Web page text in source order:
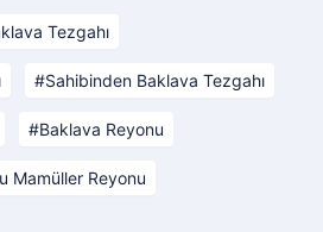
Tezgahı
Sahibinden Baklava Tezgahı
Baklava Reyonu
Mamüller Reyonu